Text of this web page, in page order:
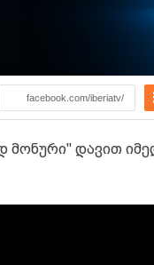
facebook.com/iberiatv/
მონური" დავით